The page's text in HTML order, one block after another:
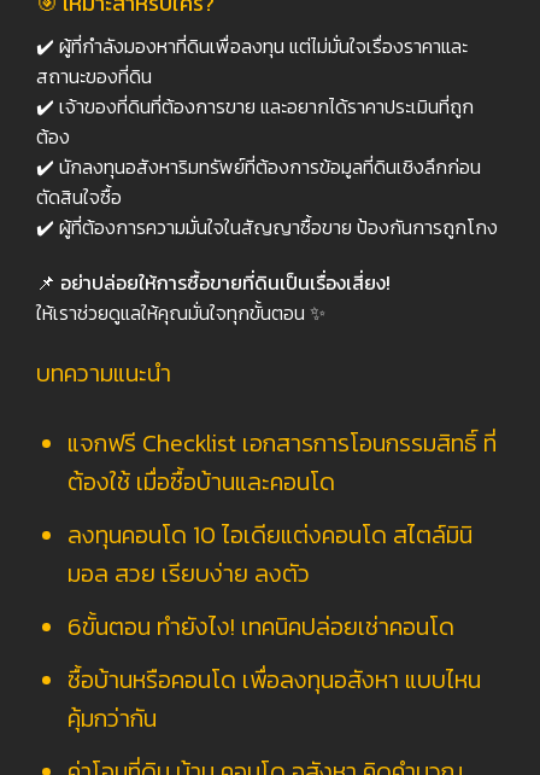
✔️ ผู้ที่กำลังมองหาที่ดินเพื่อลงทุน แต่ไม่มั่นใจเรื่องราคาและ
สถานะของที่ดิน
✔️ เจ้าของที่ดินที่ต้องการขาย และอยากได้ราคาประเมินที่ถูก
ต้อง
✔️ นักลงทุนอสังหาริมทรัพย์ที่ต้องการข้อมูลที่ดินเชิงลึกก่อน
ตัดสินใจซื้อ
✔️ ผู้ที่ต้องการความมั่นใจในสัญญาซื้อขาย ป้องกันการถูกโกง
📌 อย่าปล่อยให้การซื้อขายที่ดินเป็นเรื่องเสี่ยง!
ให้เราช่วยดูแลให้คุณมั่นใจทุกขั้นตอน ✨
บทความแนะนำ
แจกฟรี Checklist เอกสารการโอนกรรมสิทธิ์ ที่
ต้องใช้ เมื่อซื้อบ้านและคอนโด
ลงทุนคอนโด 10 ไอเดียแต่งคอนโด สไตล์มินิ
มอล สวย เรียบง่าย ลงตัว
6ขั้นตอน ทำยังไง! เทคนิคปล่อยเช่าคอนโด
ซื้อบ้านหรือคอนโด เพื่อลงทุนอสังหา แบบไหน
คุ้มกว่ากัน